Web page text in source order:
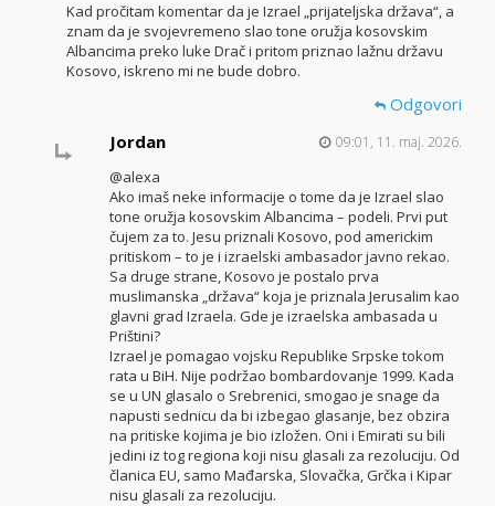
Kad pročitam komentar da je Izrael „prijateljska država“, a
znam da je svojevremeno slao tone oružja kosovskim
Albancima preko luke Drač i pritom priznao lažnu državu
Kosovo, iskreno mi ne bude dobro.
Odgovori
Jordan
09:01, 11. maj. 2026.
@alexa
Ako imaš neke informacije o tome da je Izrael slao
tone oružja kosovskim Albancima – podeli. Prvi put
čujem za to. Jesu priznali Kosovo, pod americkim
pritiskom – to je i izraelski ambasador javno rekao.
Sa druge strane, Kosovo je postalo prva
muslimanska „država“ koja je priznala Jerusalim kao
glavni grad Izraela. Gde je izraelska ambasada u
Prištini?
Izrael je pomagao vojsku Republike Srpske tokom
rata u BiH. Nije podržao bombardovanje 1999. Kada
se u UN glasalo o Srebrenici, smogao je snage da
napusti sednicu da bi izbegao glasanje, bez obzira
na pritiske kojima je bio izložen. Oni i Emirati su bili
jedini iz tog regiona koji nisu glasali za rezoluciju. Od
članica EU, samo Mađarska, Slovačka, Grčka i Kipar
nisu glasali za rezoluciju.